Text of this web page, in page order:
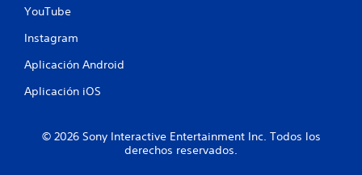
YouTube
Instagram
Aplicación Android
Aplicación iOS
© 2026 Sony Interactive Entertainment Inc. Todos los
derechos reservados.